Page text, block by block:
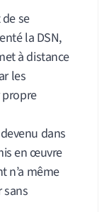
se
la DSN,
à distance
les
dans
en œuvre
n’a même
sans